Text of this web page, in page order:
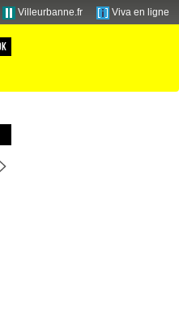
Villeurbanne.fr Viva en ligne